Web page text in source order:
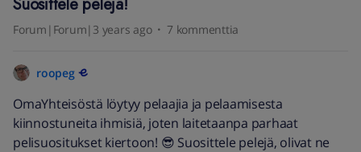
Forum|Forum|3 years ago 7 kommenttia
roopeg
OmaYhteisöstä löytyy pelaajia ja pelaamisesta
kiinnostuneita ihmisiä, joten laitetaanpa parhaat
pelisuositukset kiertoon! 😎 Suosittele pelejä, olivat ne